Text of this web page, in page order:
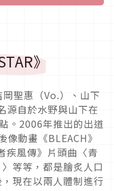
》
聖惠（Vo.）、山下
源自於水野與山下在
。2006年推出的出道
像動畫《BLEACH》
疾風傳》片頭曲〈青
等等，都是膾炙人口
現在以兩人體制進行